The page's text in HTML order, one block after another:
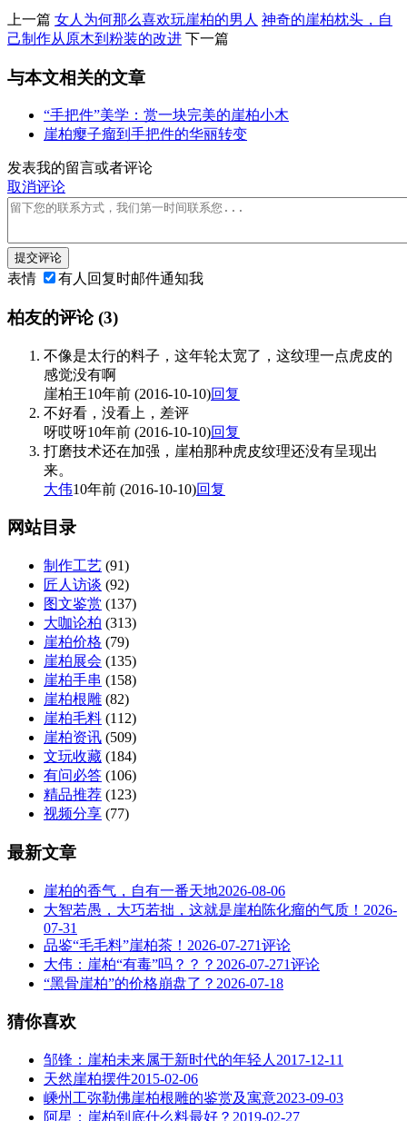
上一篇 女人为何那么喜欢玩崖柏的男人 神奇的崖柏枕头，自
己制作从原木到粉装的改进 下一篇
与本文相关的文章
“手把件”美学：赏一块完美的崖柏小木
崖柏瘿子瘤到手把件的华丽转变
发表我的留言或者评论
取消评论
提交评论
表情 有人回复时邮件通知我
柏友的评论(3)
不像是太行的料子，这年轮太宽了，这纹理一点虎皮的
感觉没有啊
崖柏王10年前 (2016-10-10)回复
不好看，没看上，差评
呀哎呀10年前 (2016-10-10)回复
打磨技术还在加强，崖柏那种虎皮纹理还没有呈现出
来。
大伟10年前 (2016-10-10)回复
网站目录
制作工艺 (91)
匠人访谈 (92)
图文鉴赏 (137)
大咖论柏 (313)
崖柏价格 (79)
崖柏展会 (135)
崖柏手串 (158)
崖柏根雕 (82)
崖柏毛料 (112)
崖柏资讯 (509)
文玩收藏 (184)
有问必答 (106)
精品推荐 (123)
视频分享 (77)
最新文章
崖柏的香气，自有一番天地2026-08-06
大智若愚，大巧若拙，这就是崖柏陈化瘤的气质！ 2026-
07-31
品鉴“毛毛料”崖柏茶！ 2026-07-271评论
大伟：崖柏“有毒”吗？？？ 2026-07-271评论
“黑骨崖柏”的价格崩盘了？ 2026-07-18
猜你喜欢
邹锋：崖柏未来属于新时代的年轻人 2017-12-11
天然崖柏摆件2015-02-06
嵊州工弥勒佛崖柏根雕的鉴赏及寓意2023-09-03
阿星：崖柏到底什么料最好？ 2019-02-27